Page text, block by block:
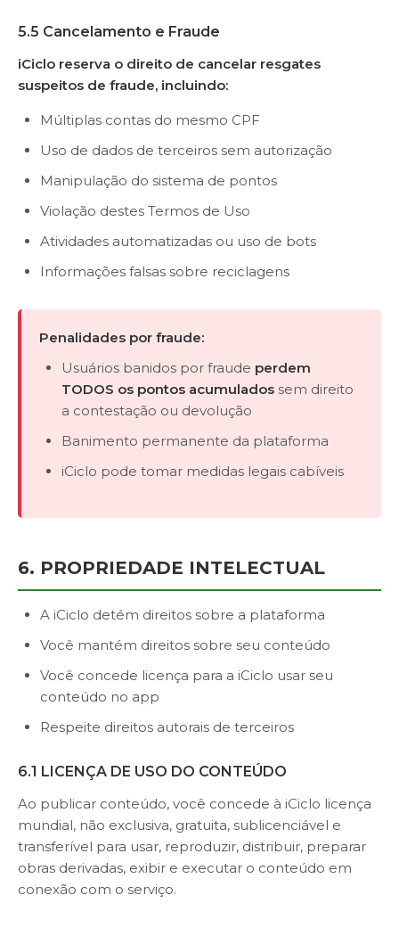
5.5 Cancelamento e Fraude
iCiclo reserva o direito de cancelar resgates
suspeitos de fraude, incluindo:
Múltiplas contas do mesmo CPF
Uso de dados de terceiros sem autorização
Manipulação do sistema de pontos
Violação destes Termos de Uso
Atividades automatizadas ou uso de bots
Informações falsas sobre reciclagens
Penalidades por fraude:
Usuários banidos por fraude perdem
TODOS os pontos acumulados sem direito
a contestação ou devolução
Banimento permanente da plataforma
iCiclo pode tomar medidas legais cabíveis
6. PROPRIEDADE INTELECTUAL
A iCiclo detém direitos sobre a plataforma
Você mantém direitos sobre seu conteúdo
Você concede licença para a iCiclo usar seu
conteúdo no app
Respeite direitos autorais de terceiros
6.1 LICENÇA DE USO DO CONTEÚDO
Ao publicar conteúdo, você concede à iCiclo licença
mundial, não exclusiva, gratuita, sublicenciável e
transferível para usar, reproduzir, distribuir, preparar
obras derivadas, exibir e executar o conteúdo em
conexão com o serviço.